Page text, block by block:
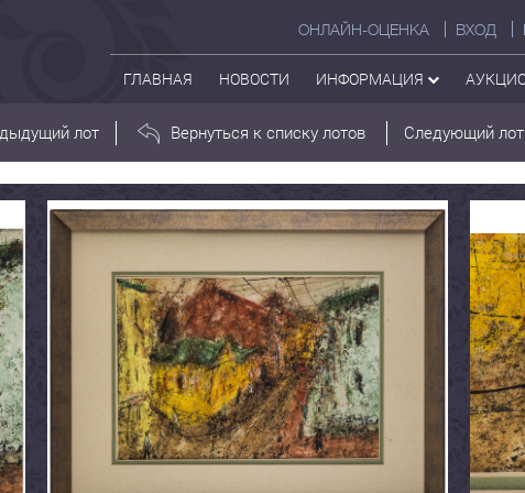
ОНЛАЙН-ОЦЕНКА ВХОД
ГЛАВНАЯ НОВОСТИ ИНФОРМАЦИЯ
лот Вернуться к списку лотов Следующий лот